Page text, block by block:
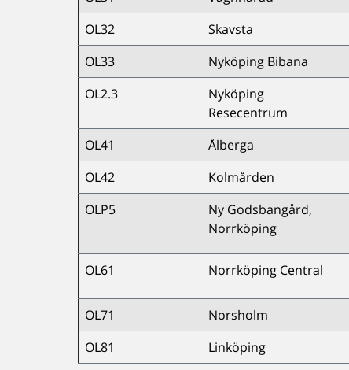
OL32
Skavsta
OL33
Nyköping Bibana
OL2.3
Nyköping
Resecentrum
OL41 Ålberga
OL42
Kolmården
OLP5
Ny Godsbangård,
Norrköping
OL61 Norrköping Central
OL71 Norsholm
OL81
Linköping